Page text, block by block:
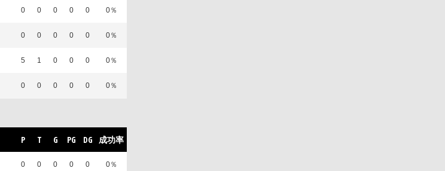
0 0 0 0 0 0％
0 0 0 0 0 0％
5 1 0 0 0 0％
0 0 0 0 0 0％
P T G PG DG 成功率
0 0 0 0 0 0％